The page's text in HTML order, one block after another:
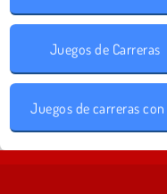
Juegos de Carreras